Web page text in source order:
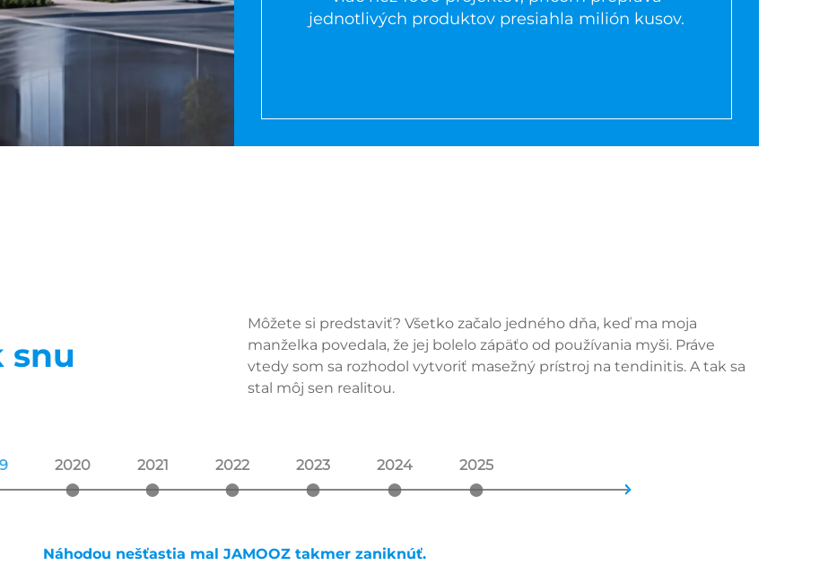
jednotlivých produktov presiahla milión kusov.
snu
Môžete si predstaviť? Všetko začalo jedného dňa, keď ma moja
manželka povedala, že jej bolelo zápäťo od používania myši. Práve
vtedy som sa rozhodol vytvoriť masežný prístroj na tendinitis. A tak sa
stal môj sen realitou.
2020 2021 2022 2023 2024 2025

Náhodou nešťastia mal JAMOOZ takmer zaniknúť.